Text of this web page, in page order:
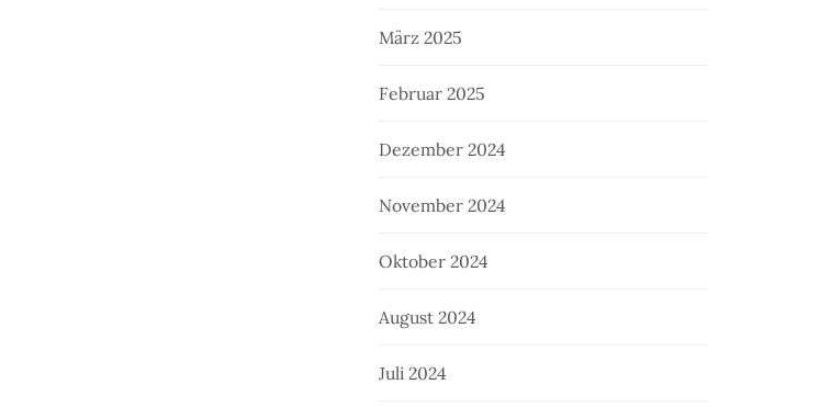
März 2025
Februar 2025
Dezember 2024
November 2024
Oktober 2024
August 2024
Juli 2024